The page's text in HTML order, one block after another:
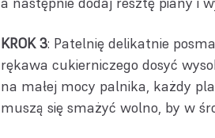
KROK 3: Patelnię delikatnie
rękawa cukierniczego dosyć
na małej mocy palnika, każdy
muszą się smażyć wolno, by w